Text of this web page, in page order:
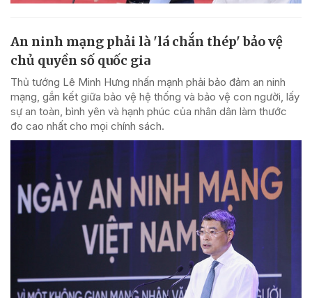
An ninh mạng phải là 'lá chắn thép' bảo vệ
chủ quyền số quốc gia
Thủ tướng Lê Minh Hưng nhấn mạnh phải bảo đảm an ninh
mạng, gắn kết giữa bảo vệ hệ thống và bảo vệ con người, lấy
sự an toàn, bình yên và hạnh phúc của nhân dân làm thước
đo cao nhất cho mọi chính sách.